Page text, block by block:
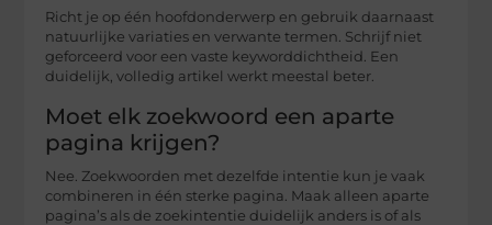
Richt je op één hoofdonderwerp en gebruik daarnaast
natuurlijke variaties en verwante termen. Schrijf niet
geforceerd voor een vaste keyworddichtheid. Een
duidelijk, volledig artikel werkt meestal beter.
Moet elk zoekwoord een aparte
pagina krijgen?
Nee. Zoekwoorden met dezelfde intentie kun je vaak
combineren in één sterke pagina. Maak alleen aparte
pagina’s als de zoekintentie duidelijk anders is of als